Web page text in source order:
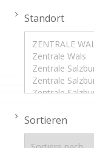
Standort
Sortieren